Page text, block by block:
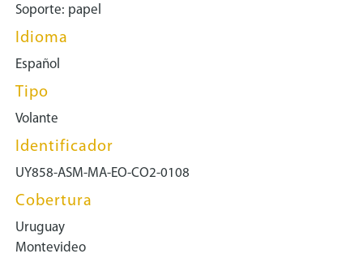
Soporte: papel
Idioma
Español
Tipo
Volante
Identificador
UY858-ASM-MA-EO-CO2-0108
Cobertura
Uruguay
Montevideo